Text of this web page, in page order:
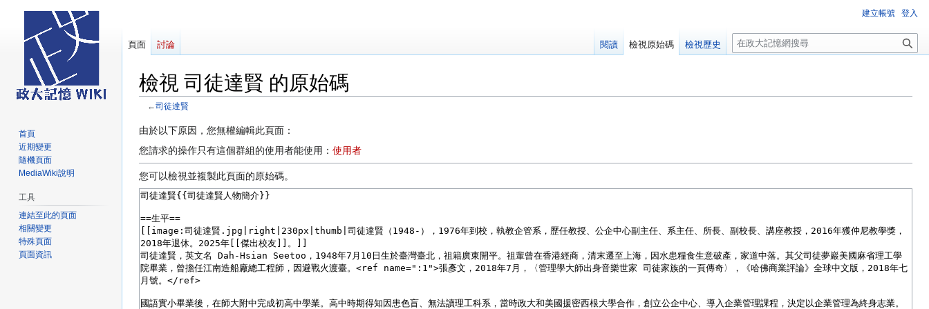
檢視 司徒達賢 的原始碼
←司徒達賢
跳
至
覽
跳
至
尋
由於以下原因，您無權編輯此頁面：
您請求的操作只有這個群組的使用者能使用： 使用者
您可以檢視並複製此頁面的原始碼。
建立帳號 登入
頁面 討論 閱讀 檢視原始碼 檢視歷史
搜
尋
首頁
近期變更
隨機頁面
MediaWiki說明
工具
連結至此的頁面
相關變更
特殊頁面
頁面資訊